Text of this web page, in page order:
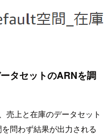
タセットのARNを調
売上と在庫のデータセット
問わず結果が出力される